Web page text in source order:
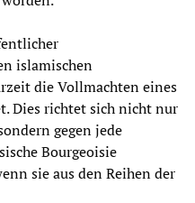
islamischen
die Vollmachten eines
Dies richtet sich nicht nur
gegen jede
Bourgeoisie
sie aus den Reihen der